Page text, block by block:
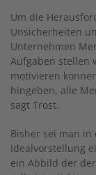
Um die
Unsicherheiten
Unternehmen
Aufgaben stellen
motivieren
hingeben, alle
sagt Trost.
Bisher sei man
Idealvorstellung
ein Abbild der